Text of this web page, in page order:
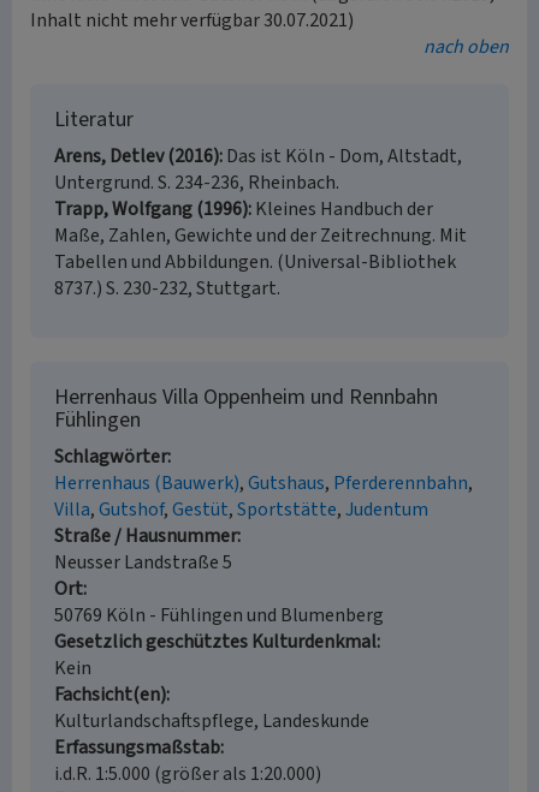
Inhalt nicht mehr verfügbar 30.07.2021)
nach oben
Literatur
Arens, Detlev (2016) Das ist Köln - Dom, Altstadt,
Untergrund. S. 234-236, Rheinbach.
Trapp, Wolfgang (1996) Kleines Handbuch der
Maße, Zahlen, Gewichte und der Zeitrechnung. Mit
Tabellen und Abbildungen. (Universal-Bibliothek
8737.) S. 230-232, Stuttgart.
Herrenhaus Villa Oppenheim und Rennbahn
Fühlingen
Schlagwörter
Herrenhaus (Bauwerk) Gutshaus Pferderennbahn
Villa Gutshof Gestüt Sportstätte Judentum
Straße / Hausnummer
Neusser Landstraße 5
Ort
50769 Köln - Fühlingen und Blumenberg
Gesetzlich geschütztes Kulturdenkmal
Kein
Fachsicht(en)
Kulturlandschaftspflege, Landeskunde
Erfassungsmaßstab
i.d.R. 1:5.000 (größer als 1:20.000)